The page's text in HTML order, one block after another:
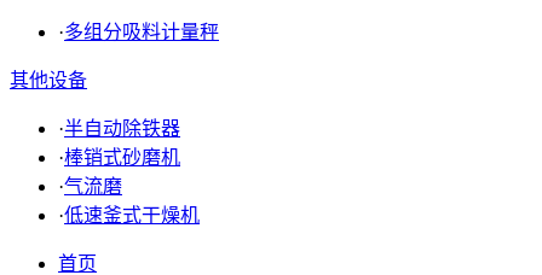
·多组分吸料计量秤
其他设备
·半自动除铁器
·棒销式砂磨机
·气流磨
·低速釜式干燥机
首页